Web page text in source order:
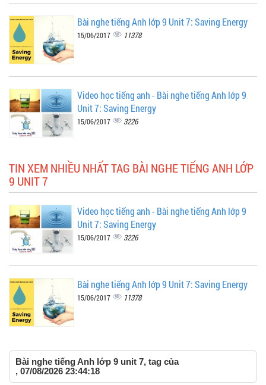
Bài nghe tiếng Anh lớp 9 Unit 7: Saving Energy
15/06/2017 11378
Video học tiếng anh - Bài nghe tiếng Anh lớp 9
Unit 7: Saving Energy
15/06/2017 3226
TIN XEM NHIỀU NHẤT TAG BÀI NGHE TIẾNG ANH LỚP
9 UNIT 7
Video học tiếng anh - Bài nghe tiếng Anh lớp 9
Unit 7: Saving Energy
15/06/2017 3226
Bài nghe tiếng Anh lớp 9 Unit 7: Saving Energy
15/06/2017 11378
Bài nghe tiếng Anh lớp 9 unit 7, tag của
, 07/08/2026 23:44:18